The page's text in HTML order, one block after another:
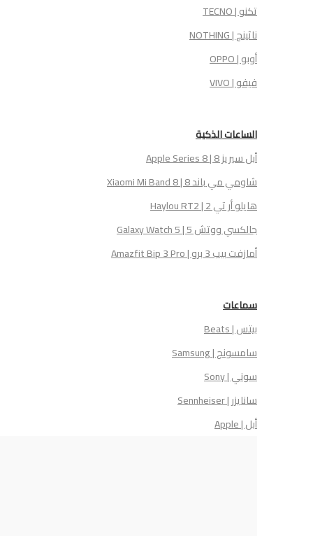
ناثينج | NOTHING
فيفو | VIVO
الساعات الذكية
أبل سيريز 8 | Apple Series 8
شاومي مي باند 8 | Xiaomi Mi Band 8
هايلو أر تي 2 | Haylou RT2
جالكسي ووتش 5 | Galaxy Watch 5
أمازفت بيب 3 برو | Amazfit Bip 3 Pro
سماعات
بيتس | Beats
سامسونج | Samsung
سوني | Sony
سانايزر | Sennheiser